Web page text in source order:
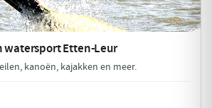
watersportEtten-Leur
kanoën, kajakken en meer.